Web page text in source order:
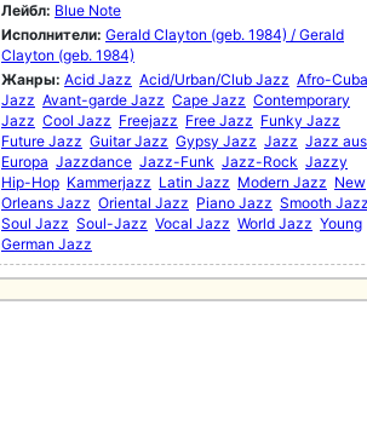
Лейбл: Blue Note
Исполнители: Gerald Clayton (geb. 1984) / Gerald
Clayton (geb. 1984)
Жанры: Acid Jazz Acid/Urban/Club Jazz Afro-
Jazz Avant-garde Jazz Cape Jazz Contemporary
Jazz Cool Jazz Freejazz Free Jazz Funky Jazz
Future Jazz Guitar Jazz Gypsy Jazz Jazz Jazz aus
Europa Jazzdance Jazz-Funk Jazz-Rock Jazzy
Hip-Hop Kammerjazz Latin Jazz Modern Jazz New
Orleans Jazz Oriental Jazz Piano Jazz Smooth Jazz
Soul Jazz Soul-Jazz Vocal Jazz World Jazz Young
German Jazz